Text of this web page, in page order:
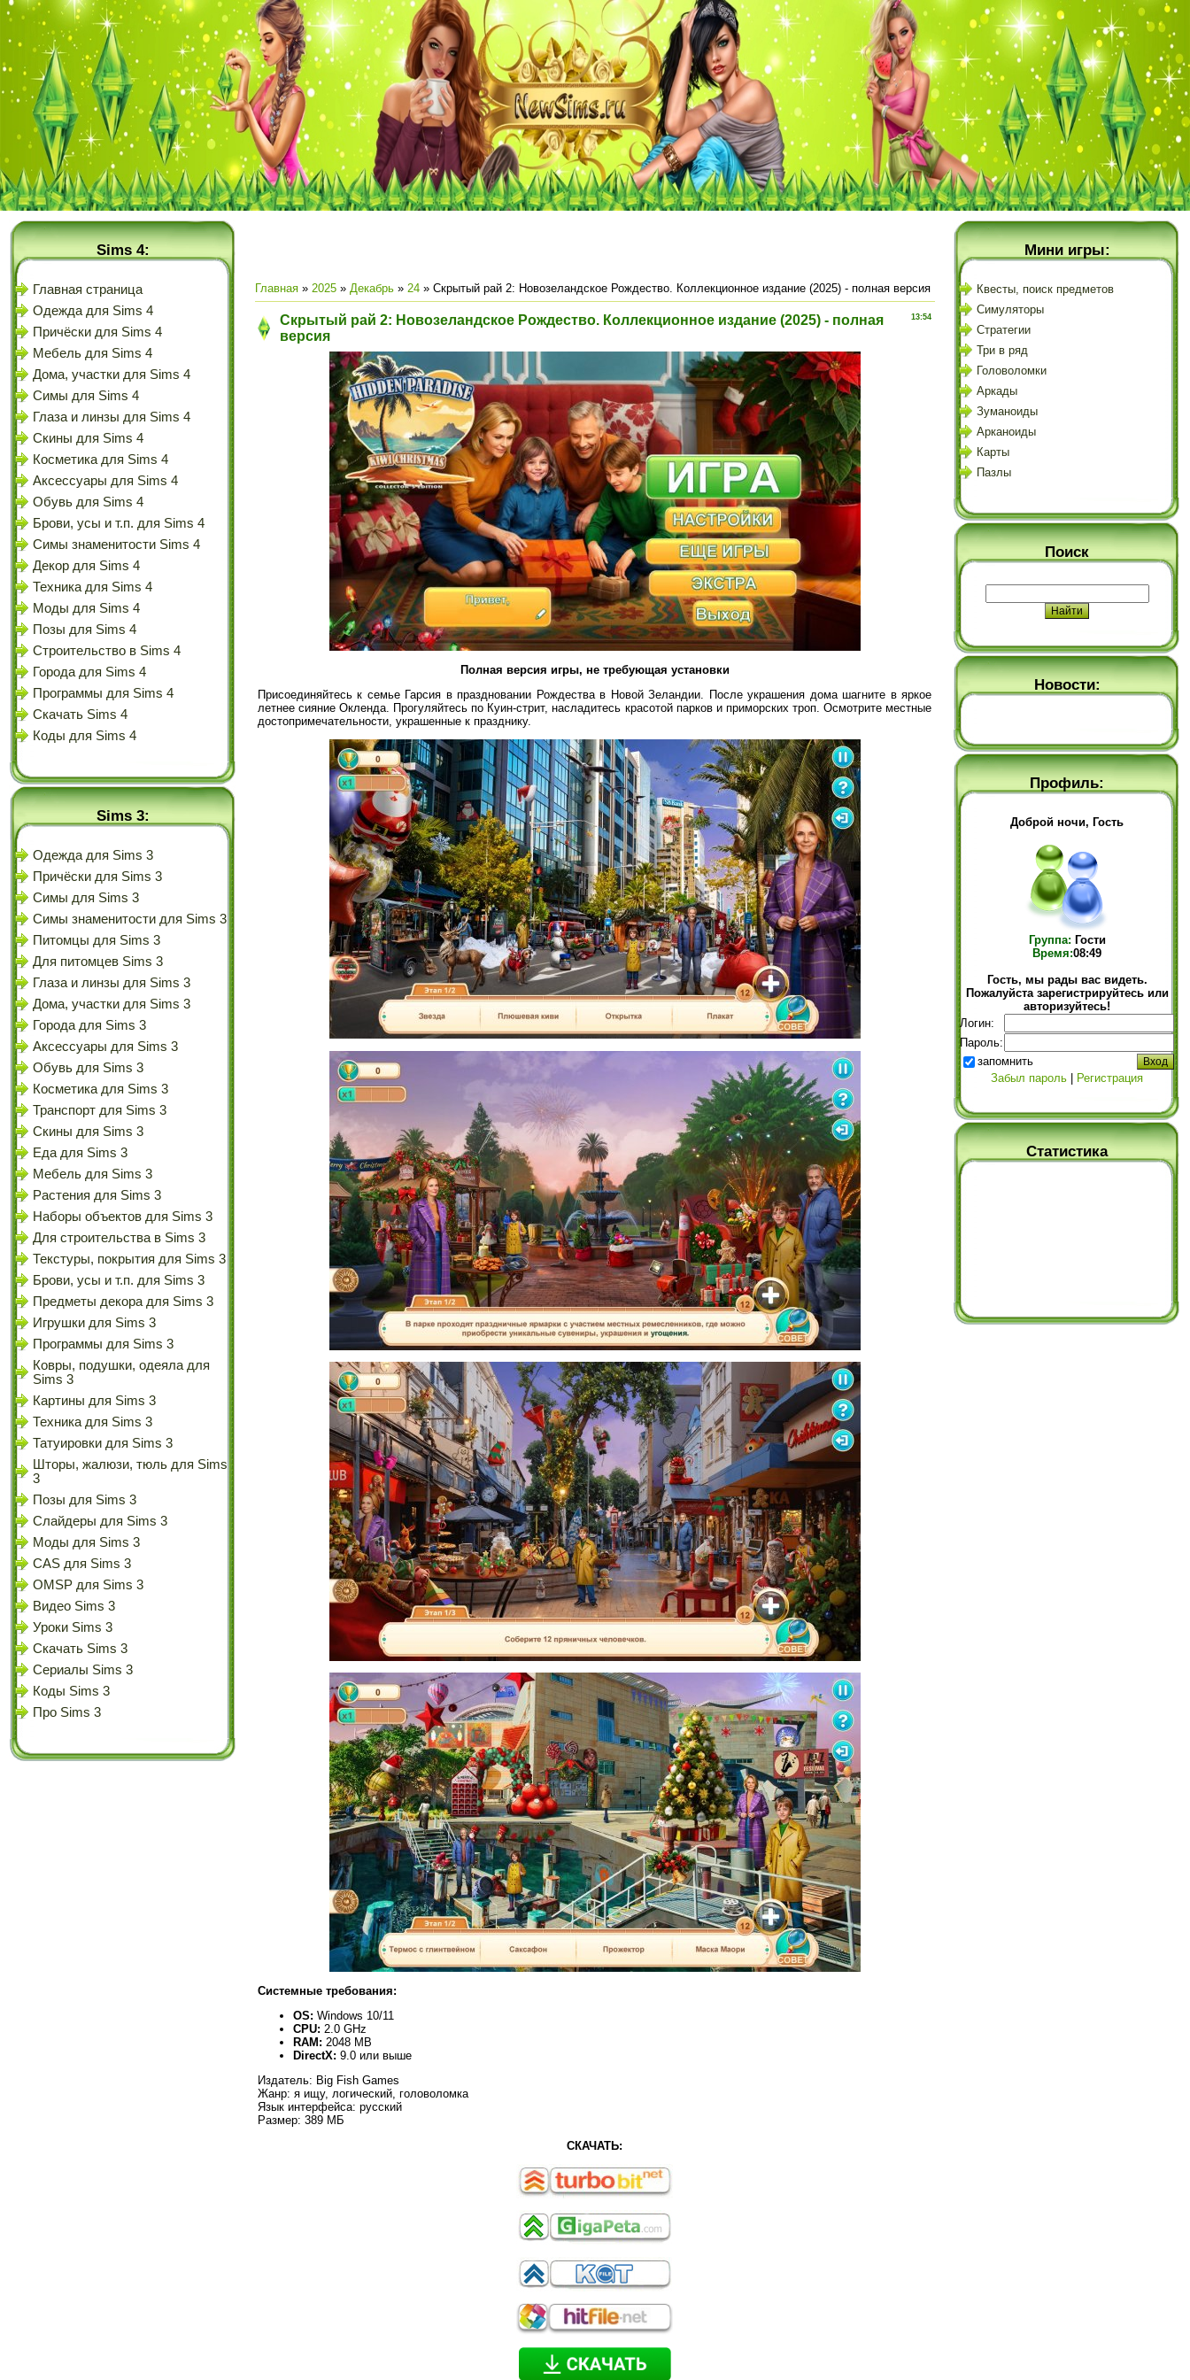
Sims 4:
Главная страница
Одежда для Sims 4
Причёски для Sims 4
Мебель для Sims 4
Дома, участки для Sims 4
Симы для Sims 4
Глаза и линзы для Sims 4
Скины для Sims 4
Косметика для Sims 4
Аксессуары для Sims 4
Обувь для Sims 4
Брови, усы и т.п. для Sims 4
Симы знаменитости Sims 4
Декор для Sims 4
Техника для Sims 4
Моды для Sims 4
Позы для Sims 4
Строительство в Sims 4
Города для Sims 4
Программы для Sims 4
Скачать Sims 4
Коды для Sims 4
Sims 3:
Одежда для Sims 3
Причёски для Sims 3
Симы для Sims 3
Симы знаменитости для Sims 3
Питомцы для Sims 3
Для питомцев Sims 3
Глаза и линзы для Sims 3
Дома, участки для Sims 3
Города для Sims 3
Аксессуары для Sims 3
Обувь для Sims 3
Косметика для Sims 3
Транспорт для Sims 3
Скины для Sims 3
Еда для Sims 3
Мебель для Sims 3
Растения для Sims 3
Наборы объектов для Sims 3
Для строительства в Sims 3
Текстуры, покрытия для Sims 3
Брови, усы и т.п. для Sims 3
Предметы декора для Sims 3
Игрушки для Sims 3
Программы для Sims 3
Ковры, подушки, одеяла для
Sims 3
Картины для Sims 3
Техника для Sims 3
Татуировки для Sims 3
Шторы, жалюзи, тюль для Sims
3
Позы для Sims 3
Слайдеры для Sims 3
Моды для Sims 3
CAS для Sims 3
OMSP для Sims 3
Видео Sims 3
Уроки Sims 3
Скачать Sims 3
Сериалы Sims 3
Коды Sims 3
Про Sims 3
Главная » 2025 » Декабрь » 24 » Скрытый рай 2: Новозеландское Рождество. Коллекционное издание (2025) - полная версия
13:54
Скрытый рай 2: Новозеландское Рождество. Коллекционное издание (2025) - полная
версия
Полная версия игры, не требующая установки
Присоединяйтесь к семье Гарсия в праздновании Рождества в Новой Зеландии. После украшения дома шагните в яркое
летнее сияние Окленда. Прогуляйтесь по Куин-стрит, насладитесь красотой парков и приморских троп. Осмотрите местные
достопримечательности, украшенные к празднику.
Системные требования:
OS: Windows 10/11
CPU: 2.0 GHz
RAM: 2048 MB
DirectX: 9.0 или выше
Издатель: Big Fish Games
Жанр: я ищу, логический, головоломка
Язык интерфейса: русский
Размер: 389 МБ
СКАЧАТЬ:
Мини игры:
Квесты, поиск предметов
Симуляторы
Стратегии
Три в ряд
Головоломки
Аркады
Зуманоиды
Арканоиды
Карты
Пазлы
Поиск
Новости:
Профиль:
Доброй ночи, Гость
Группа: Гости
Время:08:49
Гость, мы рады вас видеть.
Пожалуйста зарегистрируйтесь или
авторизуйтесь!
Логин:
Пароль:
запомнить
Забыл пароль
Регистрация
Статистика